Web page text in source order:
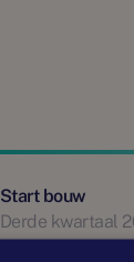
Start bouw
Derde kwartaal